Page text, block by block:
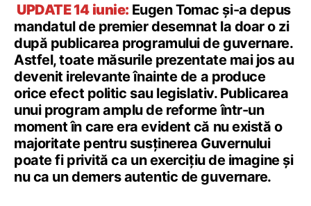
UPDATE 14 iunie: Eugen Tomac și-a depus
mandatul de premier desemnat la doar o zi
după publicarea programului de guvernare.
Astfel, toate măsurile prezentate mai jos au
devenit irelevante înainte de a produce
orice efect politic sau legislativ. Publicarea
unui program amplu de reforme într-un
moment în care era evident că nu există o
majoritate pentru susținerea Guvernului
poate fi privită ca un exercițiu de imagine și
nu ca un demers autentic de guvernare.